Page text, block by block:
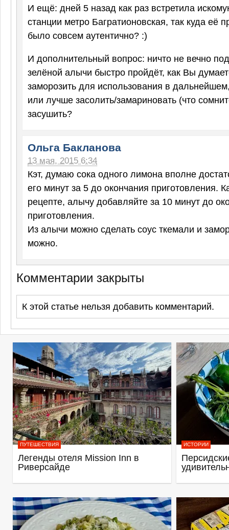
И ещё: дней 5 назад как раз встретила
станции метро Багратионовская, так куда её
было совсем аутентично? :)
И дополнительный вопрос: ничто не вечно
зелёной алычи быстро пройдёт, как Вы
заморозить для использования в
или лучше засолить/замариновать (что
засушить?
Ольга Бакланова
13 мая, 2015 6:34
Кэт, думаю сока одного лимона вполне
его минут за 5 до окончания приготовления.
рецепте, алычу добавляйте за 10 минут до
приготовления.
Из алычи можно сделать соус ткемали и
можно.
Комментарии закрыты
К этой статье нельзя добавить комментарий.
ПУТЕШЕСТВИЯ
Легенды отеля Mission Inn в
Риверсайде
ИСТОРИИ